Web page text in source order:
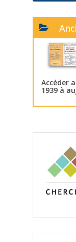
Accéder
1939 à